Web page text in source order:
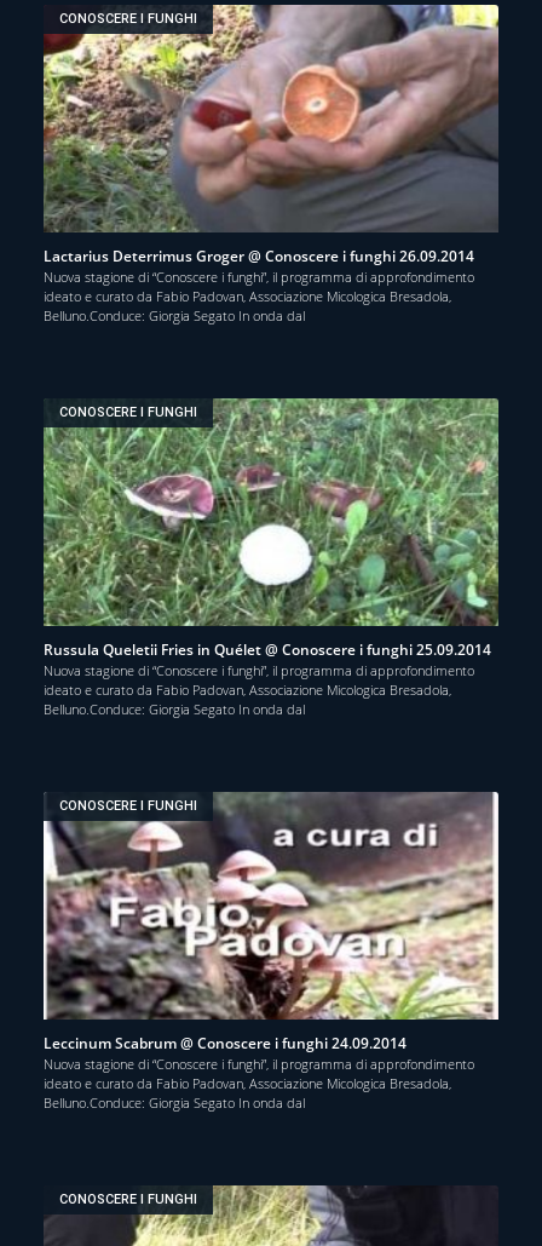
CONOSCERE I FUNGHI
Lactarius Deterrimus Groger @ Conoscere i funghi 26.09.2014
Nuova stagione di “Conoscere i funghi”, il programma di approfondimento
ideato e curato da Fabio Padovan, Associazione Micologica Bresadola,
Belluno.Conduce: Giorgia Segato In onda dal
CONOSCERE I FUNGHI
Russula Queletii Fries in Quélet @ Conoscere i funghi 25.09.2014
Nuova stagione di “Conoscere i funghi”, il programma di approfondimento
ideato e curato da Fabio Padovan, Associazione Micologica Bresadola,
Belluno.Conduce: Giorgia Segato In onda dal
CONOSCERE I FUNGHI
Leccinum Scabrum @ Conoscere i funghi 24.09.2014
Nuova stagione di “Conoscere i funghi”, il programma di approfondimento
ideato e curato da Fabio Padovan, Associazione Micologica Bresadola,
Belluno.Conduce: Giorgia Segato In onda dal
CONOSCERE I FUNGHI